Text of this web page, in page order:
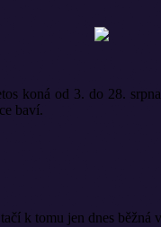
od 3. do 28.
baví.
k tomu jen dnes